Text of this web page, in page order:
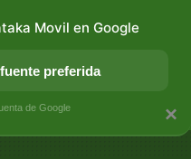
APLICACIONES
×
Movil en Google
preferida
de Google